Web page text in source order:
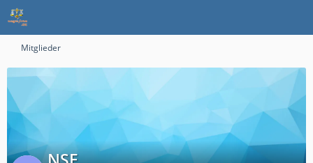
Mitglieder